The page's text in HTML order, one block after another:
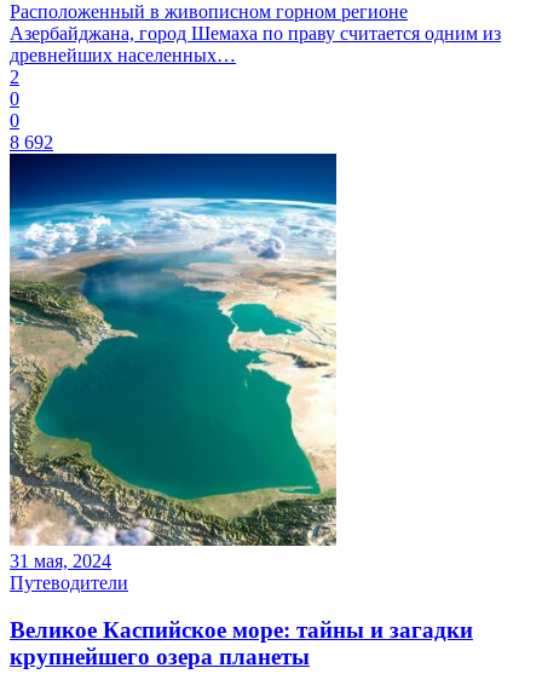
Расположенный в живописном горном регионе
Азербайджана, город Шемаха по праву считается одним из
древнейших населенных…
2
0
0
8 692
31 мая, 2024
Путеводители
Великое Каспийское море: тайны и загадки
крупнейшего озера планеты